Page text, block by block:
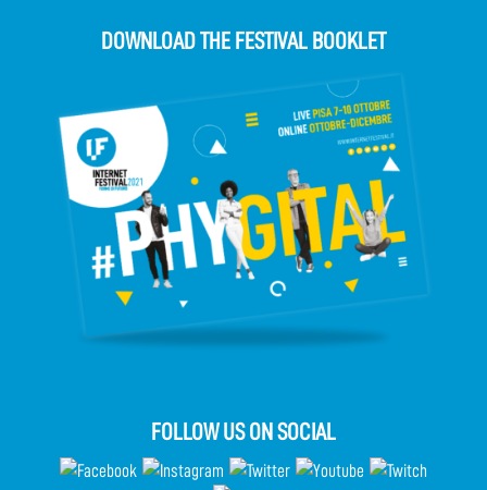
DOWNLOAD THE FESTIVAL BOOKLET
FOLLOW US ON SOCIAL